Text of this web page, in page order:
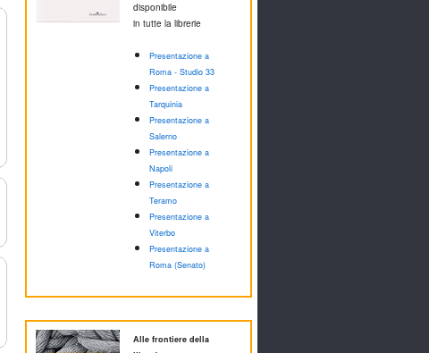
disponibile
in tutte la librerie
Presentazione a
Roma - Studio 33
Presentazione a
Tarquinia
Presentazione a
Salerno
Presentazione a
Napoli
Presentazione a
Teramo
Presentazione a
Viterbo
Presentazione a
Roma (Senato)
Alle frontiere della